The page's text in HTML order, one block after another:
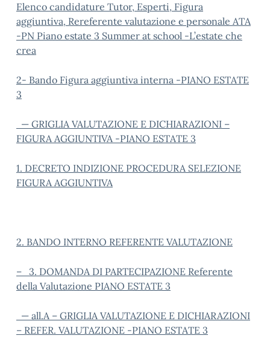
Elenco candidature Tutor, Esperti, Figura
aggiuntiva, Rereferente valutazione e personale ATA
-PN Piano estate 3 Summer at school -L’estate che
crea
2- Bando Figura aggiuntiva interna -PIANO ESTATE
3
— GRIGLIA VALUTAZIONE E DICHIARAZIONI –
FIGURA AGGIUNTIVA -PIANO ESTATE 3
1. DECRETO INDIZIONE PROCEDURA SELEZIONE
FIGURA AGGIUNTIVA
2. BANDO INTERNO REFERENTE VALUTAZIONE
– 3. DOMANDA DI PARTECIPAZIONE Referente
della Valutazione PIANO ESTATE 3
— all.A – GRIGLIA VALUTAZIONE E DICHIARAZIONI
– REFER. VALUTAZIONE -PIANO ESTATE 3